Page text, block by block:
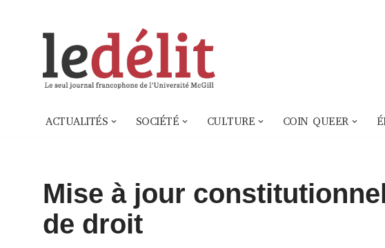
ACTUALITÉS SOCIÉTÉ CULTURE COIN QUEER
Mise à jour
de droit